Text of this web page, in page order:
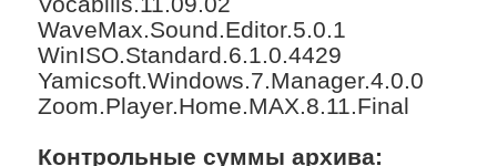
WaveMax.Sound.Editor.5.0.1
WinISO.Standard.6.1.0.4429
Yamicsoft.Windows.7.Manager.4.0.0
Zoom.Player.Home.MAX.8.11.Final
Контрольные суммы архива: